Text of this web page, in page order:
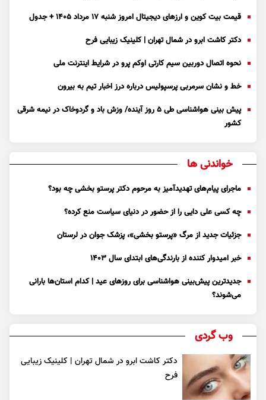
قیمت بیت کوین و ارز‌های دیجیتال امروز شنبه ۱۷ مرداد ۱۴۰۵ + جدول
دکتر کاشت ابرو در شمال تهران | کلینیک زیبایی فرح
نحوه اتصال دوربین سیم کارتی اوکم پرو در شرایط اینترنت ملی
خط و نشان سرمربی پرسپولیس درباره درز اخبار تیم به بیرون
پیش بینی هواشناسی طی ۵ روز آینده/ وزش باد و گردوخاک در نیمه شرقی
کشور
خواندنی ها
ماجرای پیام‌های تهدیدآمیز به مرحوم دکتر پرستو بخشی چه بود؟
چه کسی علی دایی را از حضور در دنیای سیاست منع کرده؟
جزئیات جدید از مرگ «پرستو بخشی»، پزشک جوان در لرستان
خبر امیدوار کننده از بارندگی‌های ابتدای سال ۱۴۰۳
جدیدترین پیش‌بینی هواشناسی برای روزهای عید | کدام استان‌ها بارانی
می‌شوند؟
وب گردی
دکتر کاشت ابرو در شمال تهران | کلینیک زیبایی
فرح